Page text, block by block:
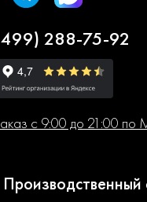
288-75-92
с 9:00 до 21:00 по
Производственный